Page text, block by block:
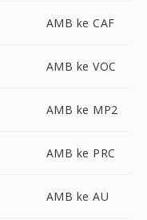
AMB ke CAF
AMB ke VOC
AMB ke MP2
AMB ke PRC
AMB ke AU